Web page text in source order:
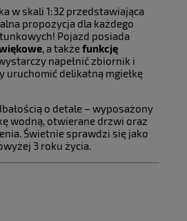
w skali 1:32 przedstawiająca
propozycja dla każdego
Pojazd posiada
, a takżefunkcję
napełnić zbiornik i
uruchomić delikatną mgiełkę
o detale – wyposażony
wodną, otwierane drzwi oraz
Świetnie sprawdzi się jako
3 roku życia.